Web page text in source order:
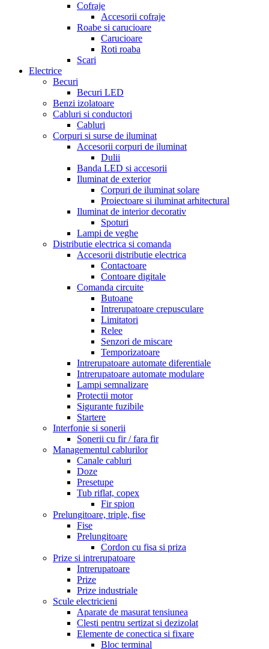
Cofraje
Accesorii cofraje
Roabe si carucioare
Carucioare
Roti roaba
Scari
Electrice
Becuri
Becuri LED
Benzi izolatoare
Cabluri si conductori
Cabluri
Corpuri si surse de iluminat
Accesorii corpuri de iluminat
Dulii
Banda LED si accesorii
Iluminat de exterior
Corpuri de iluminat solare
Proiectoare si iluminat arhitectural
Iluminat de interior decorativ
Spoturi
Lampi de veghe
Distributie electrica si comanda
Accesorii distributie electrica
Contactoare
Contoare digitale
Comanda circuite
Butoane
Intrerupatoare crepusculare
Limitatori
Relee
Senzori de miscare
Temporizatoare
Intrerupatoare automate diferentiale
Intrerupatoare automate modulare
Lampi semnalizare
Protectii motor
Sigurante fuzibile
Startere
Interfonie si sonerii
Sonerii cu fir / fara fir
Managementul cablurilor
Canale cabluri
Doze
Presetupe
Tub riflat, copex
Fir spion
Prelungitoare, triple, fise
Fise
Prelungitoare
Cordon cu fisa si priza
Prize si intrerupatoare
Intrerupatoare
Prize
Prize industriale
Scule electricieni
Aparate de masurat tensiunea
Clesti pentru sertizat si dezizolat
Elemente de conectica si fixare
Bloc terminal